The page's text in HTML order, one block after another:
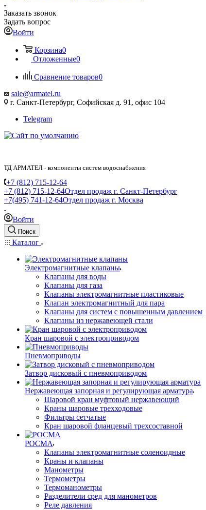
Заказать звонок
Задать вопрос
Войти
Корзина0
Отложенные0
Сравнение товаров0
sale@armatel.ru
г. Санкт-Петербург, Софийская д. 91, офис 104
Telegram
ТД АРМАТЕЛ - компоненты систем водоснабжения
+7 (812) 715-12-64
+7 (812) 715-12-64Отдел продаж г. Санкт-Петербург
+7(495) 741-12-64Отдел продаж г. Москва
Войти
Поиск
Каталог
Электромагнитные клапаны
Клапаны для воды
Клапаны для газа
Клапаны электромагнитные пластиковые
Клапан электромагнитный для пара
Клапаны для систем с повышенным давлением
Клапаны из нержавеющей стали
Кран шаровой с электроприводом
Пневмоприводы
Затвор дисковый с пневмоприводом
Нержавеющая запорная и регулирующая арматура
Шаровой кран муфтовый нержавеющий
Краны шаровые трехходовые
Фильтры сетчатые
Кран шаровой фланцевый трехсоставной
РОСМА
Клапаны электромагнитные соленоидные
Краны и клапаны
Манометры
Термометры
Термоманометры
Разделители сред для манометров
Реле давления